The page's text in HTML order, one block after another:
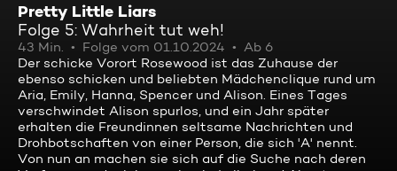
Pretty Little Liars
Folge 5: Wahrheit tut weh!
43 Min. Folge vom 01.10.2024
Ab 6
Der schicke Vorort Rosewood ist das Zuhause der
ebenso schicken und beliebten Mädchenclique rund um
Aria, Emily, Hanna, Spencer und Alison. Eines Tages
verschwindet Alison spurlos, und ein Jahr später
erhalten die Freundinnen seltsame Nachrichten und
Drohbotschaften von einer Person, die sich 'A' nennt.
Von nun an machen sie sich auf die Suche nach deren